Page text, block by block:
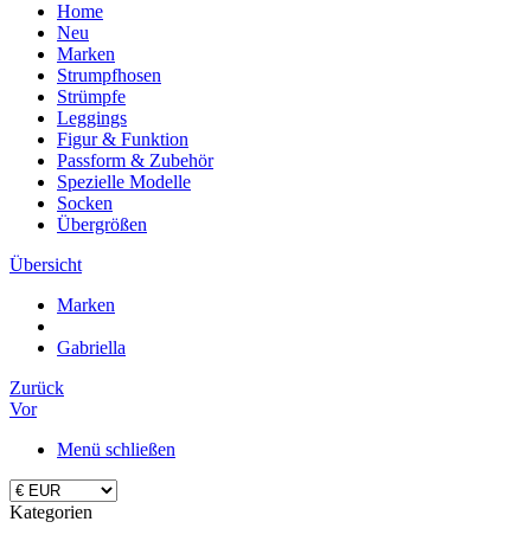
Home
Neu
Marken
Strumpfhosen
Strümpfe
Leggings
Figur & Funktion
Passform & Zubehör
Spezielle Modelle
Socken
Übergrößen
Übersicht
Marken
Gabriella
Zurück
Vor
Menü schließen
Kategorien